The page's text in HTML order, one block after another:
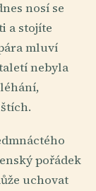
nosí se
a stojíte
mluví
nebyla
pořádek
uchovat